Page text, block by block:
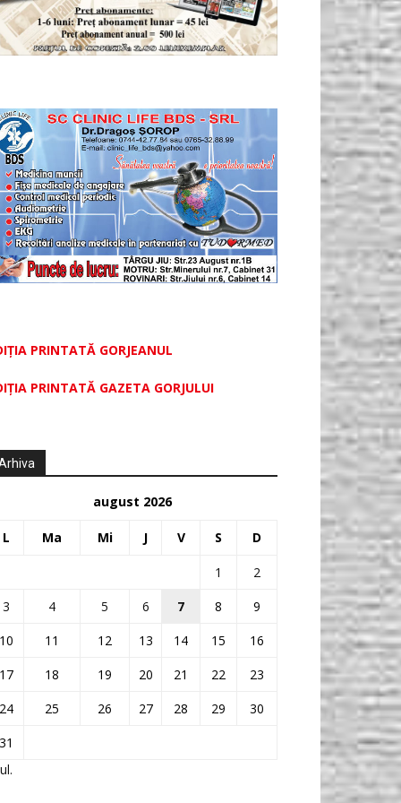
PRINTATĂ GORJEANUL
PRINTATĂ GAZETA GORJULUI
august 2026
L Ma Mi J V S D
1
2
3
4 5 6 7 8
9
11 12 13 14 15
16
18 19 20 21 22
23
25 26 27 28 29
30